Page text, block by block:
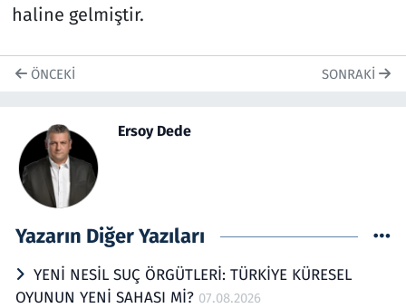
haline gelmiştir.
ÖNCEKI SONRAKI
Ersoy Dede
Yazarın Diğer Yazıları
YENİ NESİL SUÇ ÖRGÜTLERİ: TÜRKİYE KÜRESEL
OYUNUN YENİ SAHASI Mİ? 07.08.2026